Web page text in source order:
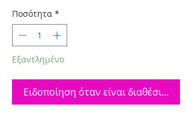
Ποσότητα *
Εξαντλημένο
Ειδοποίηση όταν είναι διαθέσιμο